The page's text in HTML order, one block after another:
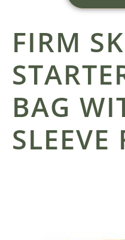
FIRM
BAG
SLEEVE